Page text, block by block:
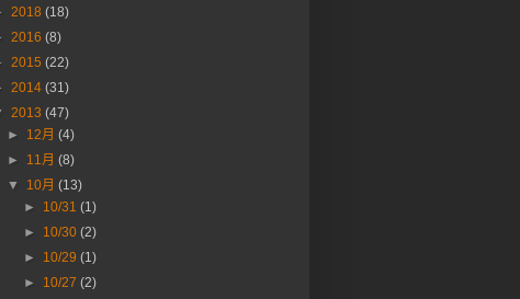
2018 (18)
2016 (8)
2015 (22)
2014 (31)
2013 (47)
► 12月(4)
► 11月(8)
▼ 10月(13)
► 10/31 (1)
► 10/30 (2)
► 10/29 (1)
► 10/27 (2)